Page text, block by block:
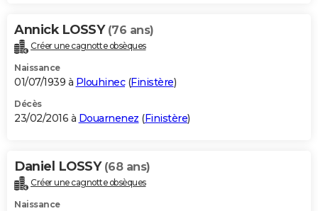
Annick LOSSY (76 ans)
Créer une cagnotte obsèques
Naissance
01/07/1939 à Plouhinec(Finistère)
Décès
23/02/2016 à Douarnenez (Finistère)
Daniel LOSSY (68 ans)
Créer une cagnotte obsèques
Naissance